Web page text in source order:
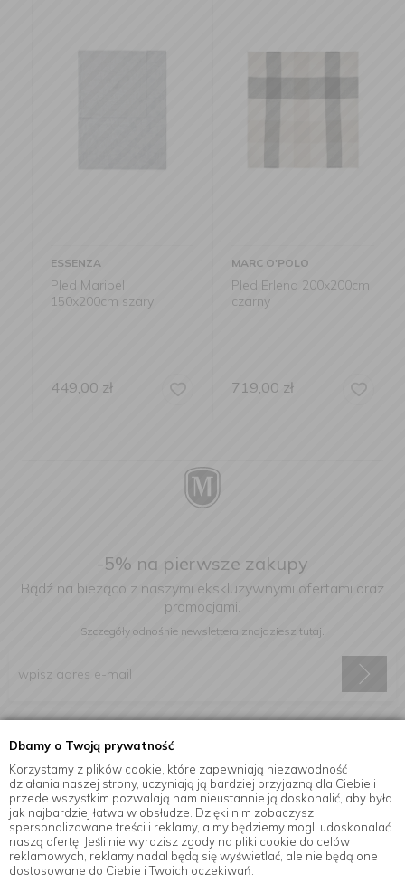
Dbamy o Twoją prywatność
Korzystamy z plików cookie, które zapewniają niezawodność
działania naszej strony, uczyniają ją bardziej przyjazną dla Ciebie i
przede wszystkim pozwalają nam nieustannie ją doskonalić, aby była
jak najbardziej łatwa w obsłudze. Dzięki nim zobaczysz
spersonalizowane treści i reklamy, a my będziemy mogli udoskonalać
naszą ofertę. Jeśli nie wyrazisz zgody na pliki cookie do celów
reklamowych, reklamy nadal będą się wyświetlać, ale nie będą one
dostosowane do Ciebie i Twoich oczekiwań.
ESSENZA
Pled Maribel
150x200cm szary
449,00zł
MARC O'POLO
Pled Erlend 200x200cm
czarny
719,00zł
-5% na pierwsze zakupy
Bądź na bieżąco z naszymi ekskluzywnymi ofertami oraz
promocjami.
Szczegóły odnośnie newslettera znajdziesz tutaj.
elektroniczną na podany adres e-mail.
Informacje